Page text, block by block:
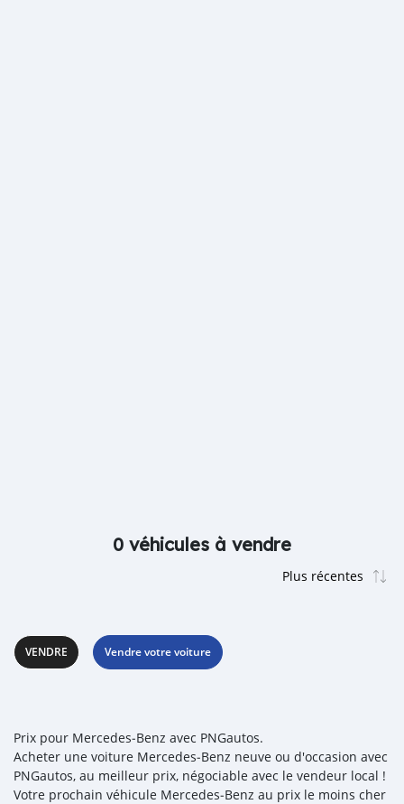
0 véhicules à vendre
VENDRE Vendre votre voiture
Prix pour Mercedes‒Benz avec PNGautos.
Acheter une voiture Mercedes‒Benz neuve ou d'occasion avec
PNGautos, au meilleur prix, négociable avec le vendeur local !
Votre prochain véhicule Mercedes‒Benz au prix le moins cher